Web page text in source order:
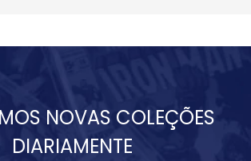
NOVAS COLEÇÕES
DIARIAMENTE